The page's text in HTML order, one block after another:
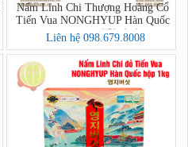
Nấm Linh Chi Thượng Hoàng Cổ
Tiến Vua NONGHYUP Hàn Quốc
hộp 1kg - 상황버섯
Liên hệ 098.679.8008